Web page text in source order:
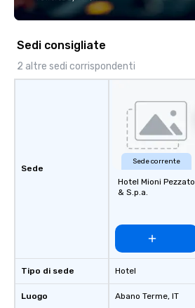
Sedi consigliate
2 altre sedi corrispondenti
Sede
Tipo di sede
Luogo
Sede corrente
Hotel Mioni Pezzato
& S.p.a.
Hotel
Abano Terme, IT